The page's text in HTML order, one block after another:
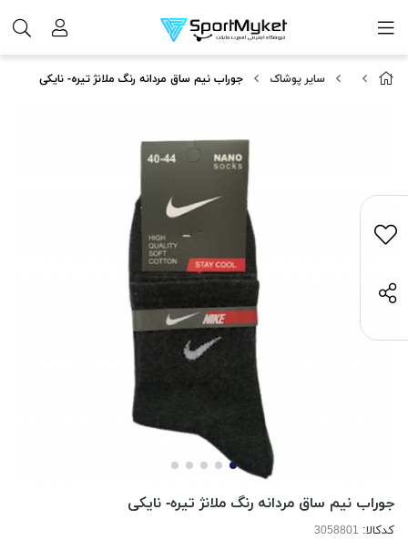
سایر پوشاک جوراب نیم ساق مردانه رنگ ملانژ تیره- نایکی
جوراب نیم ساق مردانه رنگ ملانژ تیره- نایکی
کدکالا: